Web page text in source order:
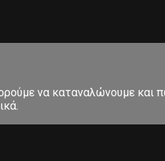
να καταναλώνουμε και